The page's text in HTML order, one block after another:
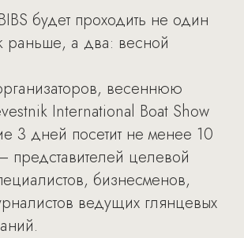
будет проходить не один
раньше, а два: весной
весеннюю
International Boat Show
3 дней посетит не менее 10
представителей целевой
бизнесменов,
ведущих глянцевых